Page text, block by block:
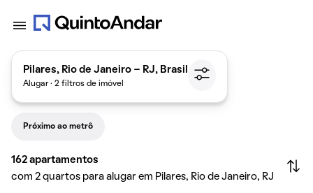
Pilares, Rio de Janeiro - RJ, Brasil
Alugar · 2 filtros de imóvel
Próximo ao metrô
162 apartamentos
com 2 quartos para alugar em Pilares, Rio de Janeiro, RJ